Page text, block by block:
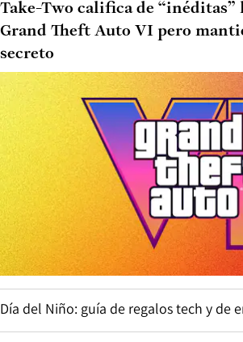
Take-Two califica de “inéditas”
Grand Theft Auto VI pero
secreto
Día del Niño: guía de regalos tech y de